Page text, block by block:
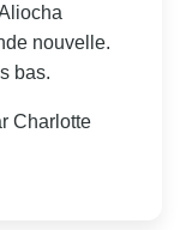
nouvelle.
bas.
Charlotte